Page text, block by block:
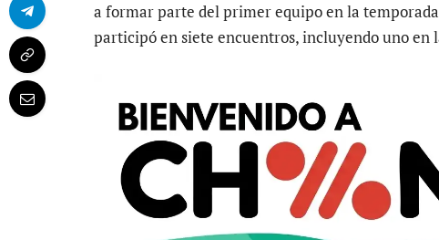
a formar parte del primer equipo en la temporada
participó en siete encuentros, incluyendo uno en